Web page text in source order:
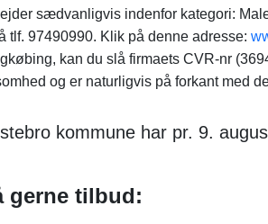
sædvanligvis indenfor kategori:
tlf. 97490990. Klik på denne adresse:
kan du slå firmaets CVR-nr
og er naturligvis på forkant med
kommune har pr. 9.
gerne tilbud: